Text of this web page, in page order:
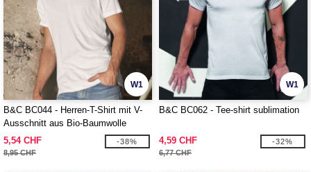
W1
B&C BC044 - Herren-T-Shirt mit V-
Ausschnitt aus Bio-Baumwolle
5,54 CHF
8,95 CHF
-38%
W1
B&C BC062 - Tee-shirt sublimation
4,59 CHF
6,77 CHF
-32%